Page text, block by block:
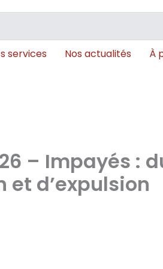
services Nos actualités À
– Impayés :
et d’expulsion